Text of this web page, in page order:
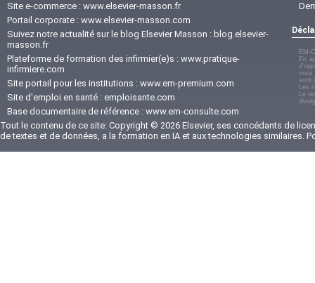
Site e-commerce : www.elsevier-masson.fr
Portail corporate : www.elsevier-masson.com
Suivez notre actualité sur le blog Elsevier Masson : blog.elsevier-
masson.fr
Plateforme de formation des infirmier(e)s : www.pratique-
infirmiere.com
Site portail pour les institutions : www.em-premium.com
Site d'emploi en santé : emploisante.com
Base documentaire de référence : www.em-consulte.com
EM-
En
vous
sont
Les
Le
Tout le contenu de ce site: Copyright © 2026 Elsevier, ses concédants de
de textes et de données, a la formation en IA et aux technologies similaires.